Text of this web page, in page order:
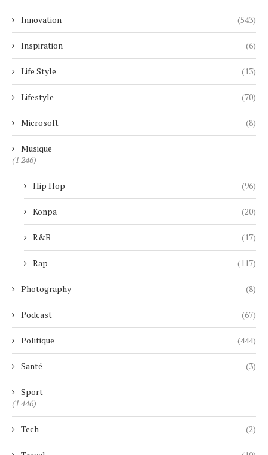
Innovation (543)
Inspiration (6)
Life Style (13)
Lifestyle (70)
Microsoft (8)
Musique
(1 246)
Hip Hop (96)
Konpa (20)
R&B (17)
Rap (117)
Photography (8)
Podcast (67)
Politique (444)
Santé (3)
Sport
(1 446)
Tech (2)